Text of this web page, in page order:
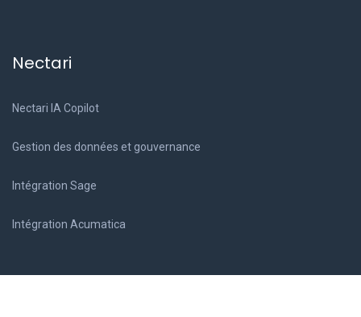
Nectari
Nectari IA Copilot
Gestion des données et gouvernance
Intégration Sage
Intégration Acumatica